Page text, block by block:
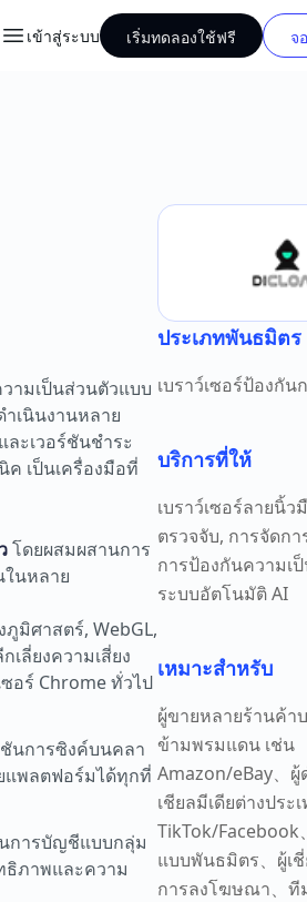
เข้าสู่ระบบ เริ่มทดลองใช้ฟรี จ
ามเป็นส่วนตัวแบบ
เนินงานหลาย
ะเวอร์ชันชำระ
เป็นเครื่องมือที่
โดยผสมผสานการ
นหลาย
มิศาสตร์, WebGL,
ลี่ยงความเสี่ยง
อร์ Chrome ทั่วไป
นการซิงค์บนคลา
แพลตฟอร์มได้ทุกที่
การบัญชีแบบกลุ่ม
ธิภาพและความ
ประเภทพันธมิตร
เบราว์เซอร์ป้องกัน
บริการที่ให้
เบราว์เซอร์ลายนิ้
ตรวจจับ, การจัดก
การป้องกันความเ
ระบบอัตโนมัติ AI
เหมาะสำหรับ
ผู้ขายหลายร้านค้า
ข้ามพรมแดน เช่น
Amazon/eBay、
เชียลมีเดียต่างประ
TikTok/Facebook
แบบพันธมิตร、ผู้เ
การลงโฆษณา、ที